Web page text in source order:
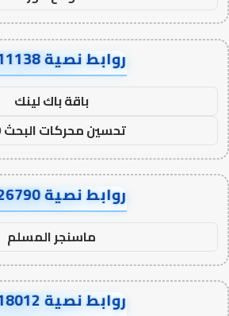
روابط نصية AA11138
باقة باك لينك
تحسين محركات البحث SEO
روابط نصية AA26790
ماسنجر المسلم
روابط نصية AA18012